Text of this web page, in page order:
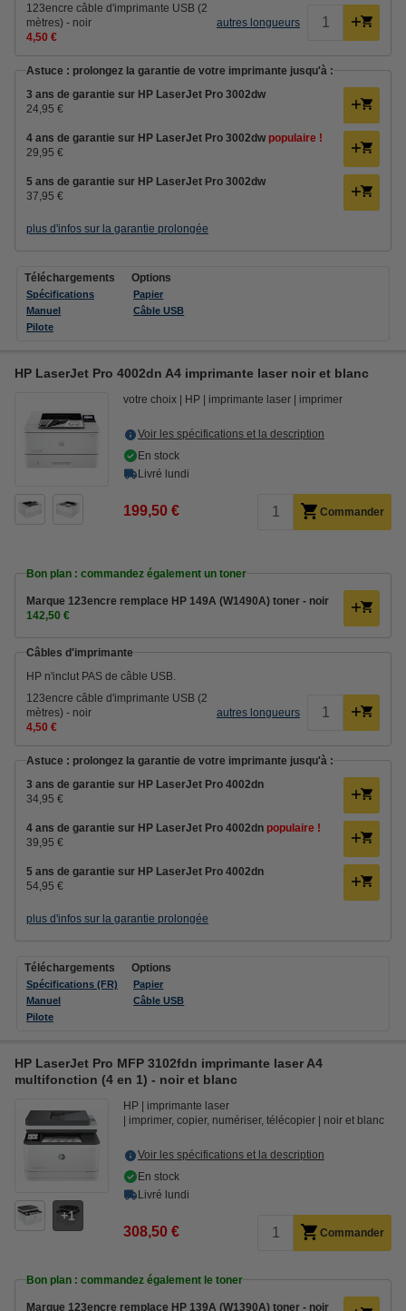
123encre câble d'imprimante USB (2
mètres) - noir
4,50 €
autres longueurs
Astuce : prolongez la garantie de votre imprimante jusqu'à :
3 ans de garantie sur HP LaserJet Pro 3002dw
24,95 €
4 ans de garantie sur HP LaserJet Pro 3002dw populaire !
29,95 €
5 ans de garantie sur HP LaserJet Pro 3002dw
37,95 €
plus d'infos sur la garantie prolongée
Téléchargements
Spécifications
Manuel
Pilote
Options
Papier
Câble USB
HP LaserJet Pro 4002dn A4 imprimante laser noir et blanc
votre choix HP imprimante laser imprimer
Voir les spécifications et la description
En stock
Livré lundi
199,50 € Commander
Bon plan : commandez également un toner
Marque 123encre remplace HP 149A (W1490A) toner - noir
142,50 €
Câbles d'imprimante
HP n'inclut PAS de câble USB.
123encre câble d'imprimante USB (2
mètres) - noir
4,50 €
autres longueurs
Astuce : prolongez la garantie de votre imprimante jusqu'à :
3 ans de garantie sur HP LaserJet Pro 4002dn
34,95 €
4 ans de garantie sur HP LaserJet Pro 4002dn populaire !
39,95 €
5 ans de garantie sur HP LaserJet Pro 4002dn
54,95 €
plus d'infos sur la garantie prolongée
Téléchargements
Spécifications (FR)
Manuel
Pilote
Options
Papier
Câble USB
HP LaserJet Pro MFP 3102fdn imprimante laser A4
multifonction (4 en 1) - noir et blanc
1
HP
imprimante laser
imprimer, copier, numériser, télécopier
noir et blanc
Voir les spécifications et la description
En stock
Livré lundi
308,50 € Commander
Bon plan : commandez également le toner
Marque 123encre remplace HP 139A (W1390A) toner - noir